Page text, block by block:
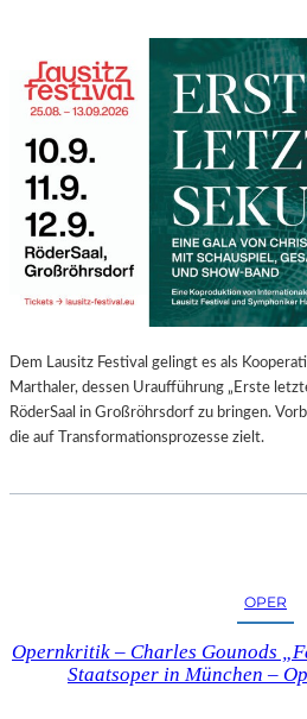
Dem Lausitz Festival gelingt es als
Marthaler, dessen Uraufführung „Erste
RöderSaal in Großröhrsdorf zu bringen.
die auf Transformationsprozesse zielt.
OPER
Opernkritik – Charles Gounods
Staatsoper in München –